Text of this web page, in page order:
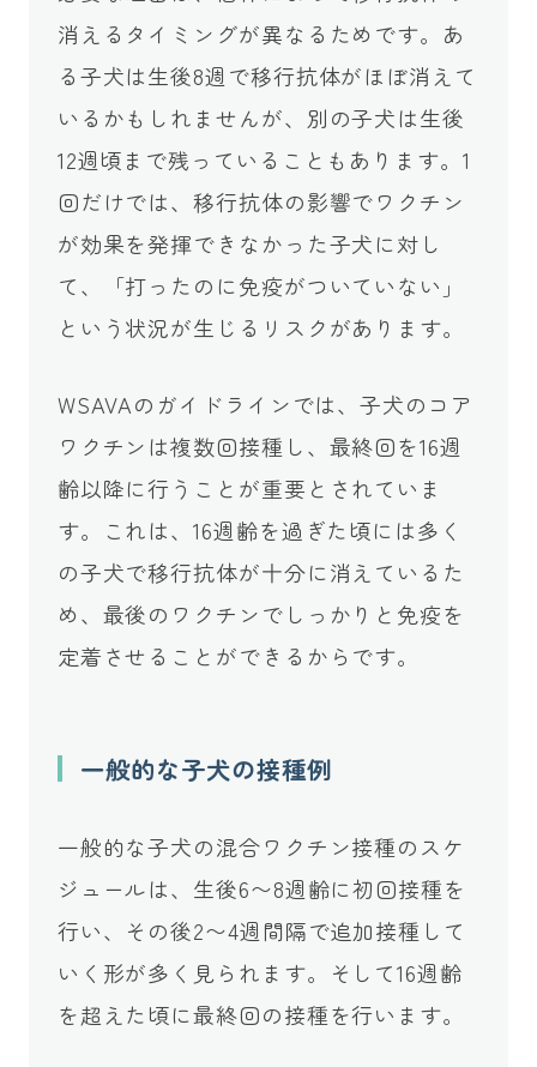
消えるタイミングが異なるためです。あ
る子犬は生後8週で移行抗体がほぼ消えて
いるかもしれませんが、別の子犬は生後
12週頃まで残っていることもあります。1
回だけでは、移行抗体の影響でワクチン
が効果を発揮できなかった子犬に対し
て、「打ったのに免疫がついていない」
という状況が生じるリスクがあります。
WSAVAのガイドラインでは、子犬のコア
ワクチンは複数回接種し、最終回を16週
齢以降に行うことが重要とされていま
す。これは、16週齢を過ぎた頃には多く
の子犬で移行抗体が十分に消えているた
め、最後のワクチンでしっかりと免疫を
定着させることができるからです。
一般的な子犬の接種例
一般的な子犬の混合ワクチン接種のスケ
ジュールは、生後6〜8週齢に初回接種を
行い、その後2〜4週間隔で追加接種して
いく形が多く見られます。そして16週齢
を超えた頃に最終回の接種を行います。